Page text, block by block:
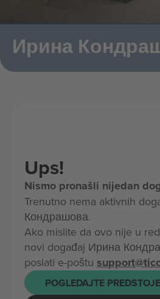
Ирина
Ups!
Nismo pronašli nijedan
Trenutno nema aktivnih
Кондрашова.
Ako mislite da ovo nije u
novi događaj Ирина
poslati e-poštu
POGLEDAJTE